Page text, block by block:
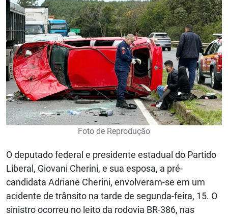
Foto de Reprodução
O deputado federal e presidente estadual do Partido
Liberal, Giovani Cherini, e sua esposa, a pré-
candidata Adriane Cherini, envolveram-se em um
acidente de trânsito na tarde de segunda-feira, 15. O
sinistro ocorreu no leito da rodovia BR-386, nas